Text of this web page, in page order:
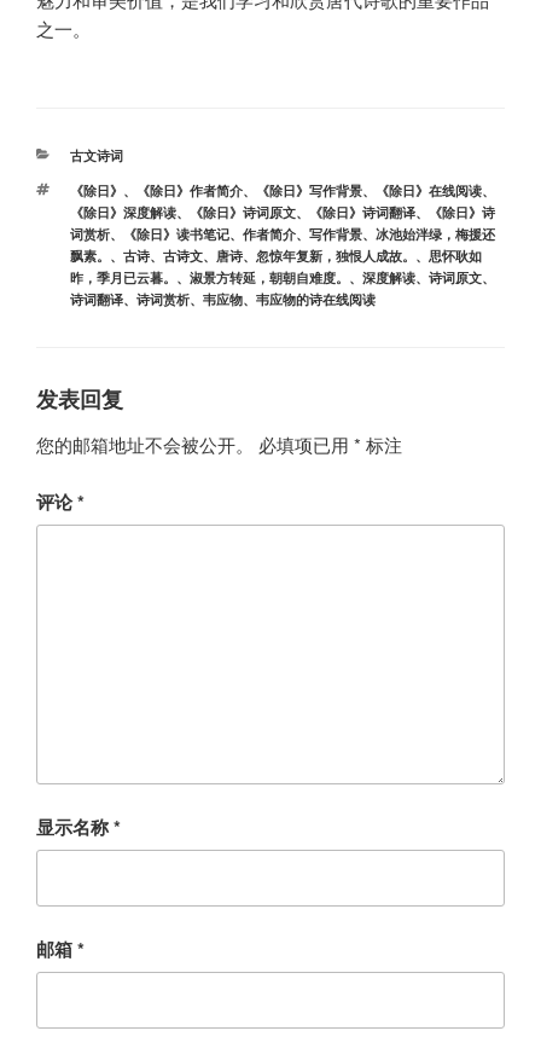
之一。
分
古文诗词
标
签
《除日》 、 《除日》作者简介、 《除日》写作背景、 《除日》在线阅读、
《除日》深度解读、 《除日》诗词原文、 《除日》诗词翻译、
《除日》诗
词赏析、 《除日》读书笔记、 作者简介、 写作背景、 冰池始泮绿，梅援还
飘素。 、 古诗、 古诗文、 唐诗、 忽惊年复新，独恨人成故。 、 思怀耿如
昨，季月已云暮。 、 淑景方转延，朝朝自难度。 、 深度解读、 诗词原文、
诗词翻译、 诗词赏析、 韦应物、 韦应物的诗在线阅读
发表回复
您的邮箱地址不会被公开。 必填项已用 * 标注
评论*
显示名称*
邮箱*